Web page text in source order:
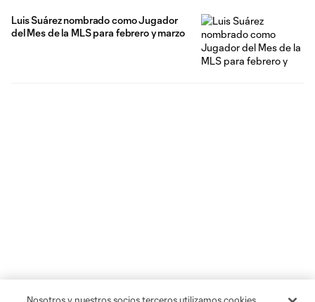
Luis Suárez nombrado como Jugador
del Mes de la MLS para febrero y marzo